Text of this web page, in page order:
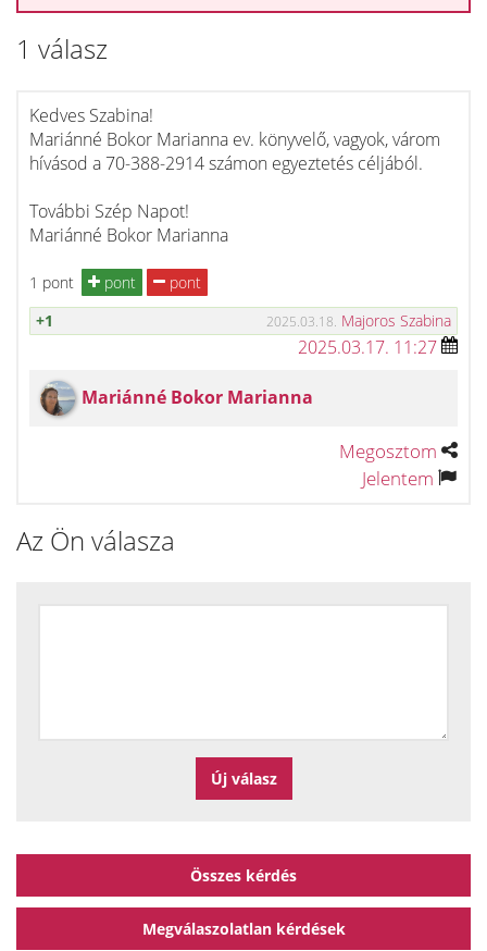
1 válasz
Kedves Szabina!
Mariánné Bokor Marianna ev. könyvelő, vagyok, várom
hívásod a 70-388-2914 számon egyeztetés céljából.
További Szép Napot!
Mariánné Bokor Marianna
1 pont pont
pont
+1
2025.03.18. Majoros Szabina
2025.03.17. 11:27
Mariánné Bokor Marianna
Megosztom
Jelentem
Az Ön válasza
Összes kérdés
Megválaszolatlan kérdések